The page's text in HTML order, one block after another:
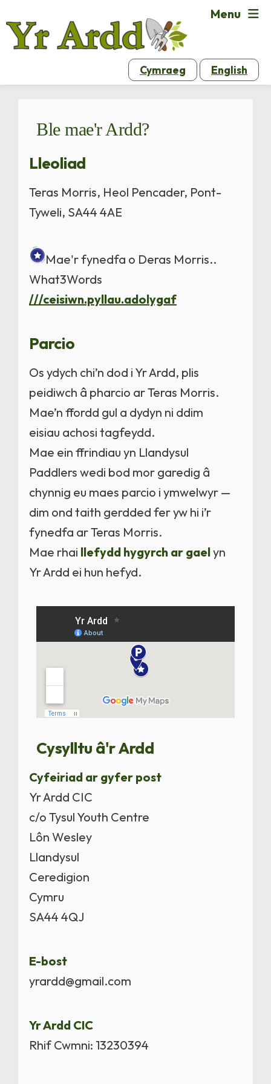
Cymraeg English
Menu
Ble mae'r Ardd?
Lleoliad
Teras Morris, Heol Pencader, Pont-
Tyweli, SA44 4AE
Mae'r fynedfa o Deras Morris..
What3Words
///ceisiwn.pyllau.adolygaf
Parcio
Os ydych chi’n dod i Yr Ardd, plis
peidiwch â pharcio ar Teras Morris.
Mae’n ffordd gul a dydyn ni ddim
eisiau achosi tagfeydd.
Mae ein ffrindiau yn Llandysul
Paddlers wedi bod mor garedig â
chynnig eu maes parcio i ymwelwyr —
dim ond taith gerdded fer yw hi i’r
fynedfa ar Teras Morris.
Mae rhai llefydd hygyrch ar gaelyn
Yr Ardd ei hun hefyd.
Cysylltu â'r Ardd
Cyfeiriad ar gyfer post
Yr Ardd CIC
c/o Tysul Youth Centre
Lôn Wesley
Llandysul
Ceredigion
Cymru
SA44 4QJ
E-bost
yrardd@gmail.com
Yr Ardd CIC
Rhif Cwmni: 13230394